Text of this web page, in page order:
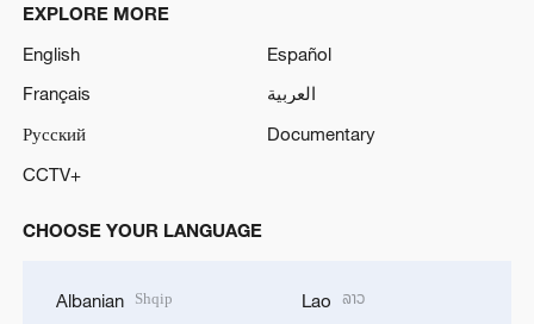
EXPLORE MORE
English
Español
Français
العربية
Русский
Documentary
CCTV+
CHOOSE YOUR LANGUAGE
Albanian Shqip Lao ລາວ